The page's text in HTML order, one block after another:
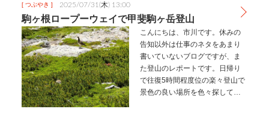
自動車の事、何でもご相談く…
[ つぶやき ] 2025/07/31(木) 13:00
駒ヶ根ロープーウェイで甲斐駒ヶ岳登山
こんにちは、市川です。休みの
告知以外は仕事のネタをあまり
書いていないブログですが、ま
た登山のレポートです。日帰り
で往復5時間程度位の楽々登山で
景色の良い場所を色々探してい